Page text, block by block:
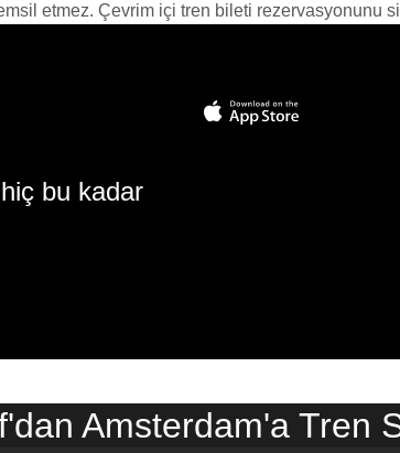
etmez. Çevrim içi tren bileti rezervasyonunu
bu kadar
Amsterdam'a Tren